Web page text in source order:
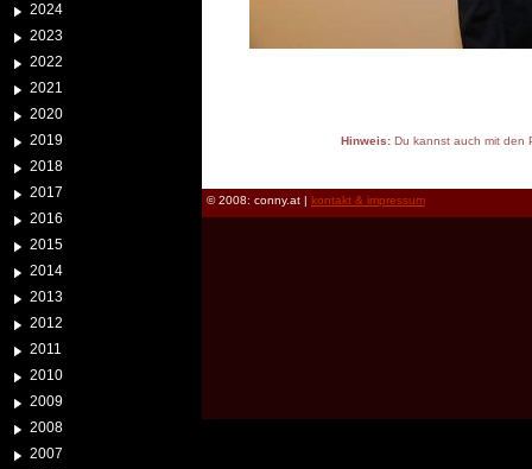
2024
2023
2022
2021
2020
2019
2018
2017
2016
2015
2014
2013
2012
2011
2010
2009
2008
2007
Hinweis:Du kannst auch mit den
© 2008: conny.at | kontakt & impressum